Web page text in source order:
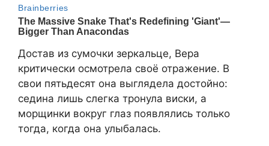
Достав из сумочки зеркальце, Вера
критически осмотрела своё отражение. В
свои пятьдесят она выглядела достойно:
седина лишь слегка тронула виски, а
морщинки вокруг глаз появлялись только
тогда, когда она улыбалась.